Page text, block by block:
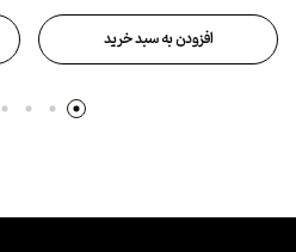
افزودن به سبد خرید